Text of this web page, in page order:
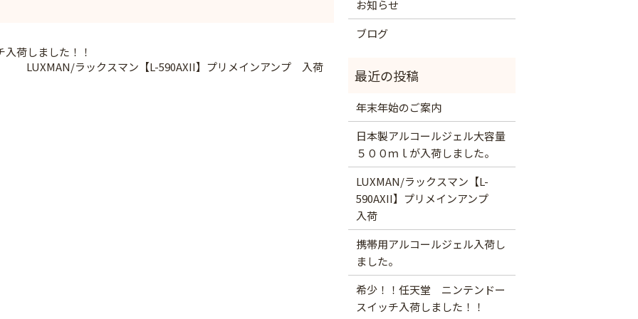
荷しました！！
LUXMAN/ラックスマン【L-590AXII】プリメインアンプ 入荷
お知らせ
ブログ
年末年始のご案内
日本製アルコールジェル大容量
５００ｍｌが入荷しました。
LUXMAN/ラックスマン【L-
590AXII】プリメインアンプ
入荷
携帯用アルコールジェル入荷し
ました。
希少！！任天堂 ニンテンドー
スイッチ入荷しました！！